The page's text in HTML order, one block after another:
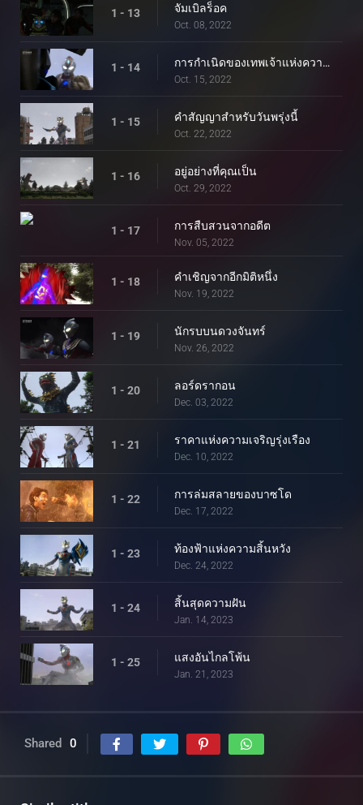
1 - 13 จัมเบิลร็อค
Oct. 08, 2022
1 - 14 การกำเนิดของเทพเจ้าแห่งความมืด
Oct. 15, 2022
1 - 15 คำสัญญาสำหรับวันพรุ่งนี้
Oct. 22, 2022
1 - 16 อยู่อย่างที่คุณเป็น
Oct. 29, 2022
1 - 17 การสืบสวนจากอดีต
Nov. 05, 2022
1 - 18 คำเชิญจากอีกมิติหนึ่ง
Nov. 19, 2022
1 - 19 นักรบบนดวงจันทร์
Nov. 26, 2022
1 - 20 ลอร์ดรากอน
Dec. 03, 2022
1 - 21 ราคาแห่งความเจริญรุ่งเรือง
Dec. 10, 2022
1 - 22 การล่มสลายของบาซโด
Dec. 17, 2022
1 - 23 ท้องฟ้าแห่งความสิ้นหวัง
Dec. 24, 2022
1 - 24 สิ้นสุดความฝัน
Jan. 14, 2023
1 - 25 แสงอันไกลโพ้น
Jan. 21, 2023
Shared 0